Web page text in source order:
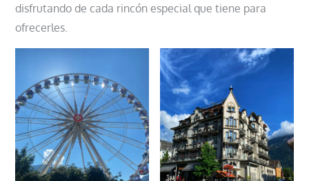
disfrutando de cada rincón especial que tiene para
ofrecerles.